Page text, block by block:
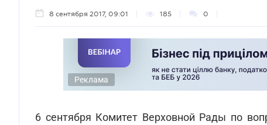
8 сентября 2017, 09:01 185 0
Реклама
6 сентября Комитет Верховной Рады по